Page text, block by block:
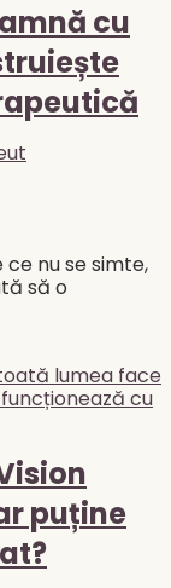
cu
nu se simte,
să o
puține